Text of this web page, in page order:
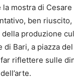
mostra di
ben
produzione
di Bari, a piazza
riflettere sulle